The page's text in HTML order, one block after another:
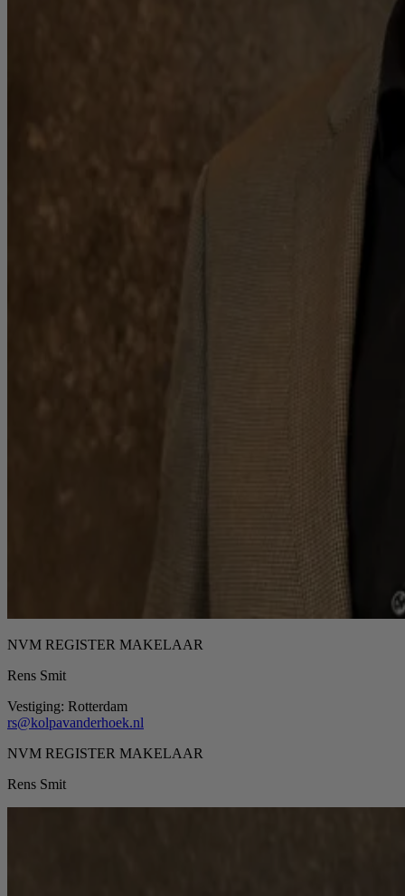
NVM REGISTER MAKELAAR
Rens Smit
Vestiging: Rotterdam
rs@kolpavanderhoek.nl
NVM REGISTER MAKELAAR
Rens Smit